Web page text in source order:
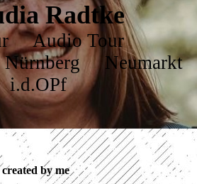
Radtke
Audio Tour
Neumarkt
i.d.OPf
by me